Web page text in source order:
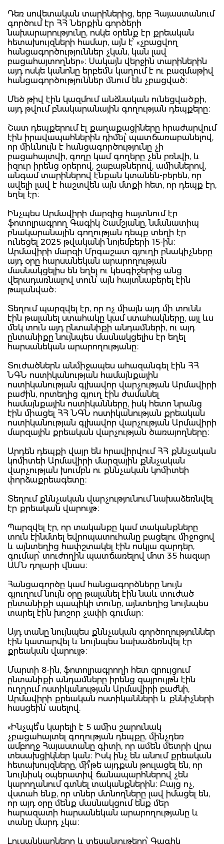
Դեռ սովետական տարիներից, երբ Հայաստանում
գործում էր ՀՀ Ներքին գործերի
նախարարությունը, ոսկե օրենք էր քրեական
հետախույզների համար, այն է՝ «չբացվող
հանցագործություններ չկան, կան լավ
բացահայտողներ»։ Սակայն վերջին տարիներին
այդ ոսկե կանոնը երբեմն կաղում է ու բազմաթիվ
հանցագործություններ մնում են չբացված։
Մեծ թիվ էին կազմում անձնական ունեցվածքի,
այդ թվում բնակարանային գողության դեպքերը։
Շատ դեպքերում էլ քաղաքացիները հրաժարվում
էին իրավապահներին դիմել՝ պատճառաբանելով,
որ միևնույն է հանցագործությունը չի
բացահայտվի, գողը կամ գողերը չեն բռնվի, և
իզուր իրենց օրերով, շաբաթներով, ամիսներով,
անգամ տարիներով էնքան կտանեն-բերեն, որ
ավելի լավ է հաշտվեն այն մտքի հետ, որ դեպք էր,
եղել էր։
Ինչպես Արմավիրի մարզից հայտնում էր
ֆոտոլրագրող Գագիկ Շամշյանը, նմանատիպ
բնակարանային գողության դեպք տեղի էր
ունեցել 2025 թվականի նոյեմբերի 15-ին։
Արմավիրի մարզի Մրգաշատ գյուղի բնակիչները
այդ օրը հարսանեկան արարողության
մասնակցելիս են եղել ու կեսգիշերից անց
վերադառնալով տուն՝ այն հայտնաբերել էին
թալանված։
Տեղում պարզվել էր, որ ոչ միայն այդ մի տունն
էին թալանել ստահակը կամ ստահակները, այլ ևս
մեկ տուն այդ ընտանիքի անդամների, ու այդ
ընտանիքը նույնպես մասնակցելիս էր եղել
հարսանեկան արարողությանը։
Տուժածներն անմիջապես ահազանգել էին ՀՀ
ՆԳՆ ոստիկանության համայնքային
ոստիկանության գլխավոր վարչության Արմավիրի
բաժին, որտեղից գյուղ էին ժամանել
համայնքային ոստիկանները, իսկ հետո նրանց
էին միացել ՀՀ ՆԳՆ ոստիկանության քրեական
ոստիկանության գլխավոր վարչության Արմավիրի
մարզային քրեական վարչության ծառայողները։
Արդեն դեպքի վայր են հրավիրվում ՀՀ քննչական
կոմիտեի Արմավիրի մարզային քննչական
վարչության խումբն ու քննչական կոմիտեի
փորձաքրեագետը։
Տեղում քննչական վարչությունում նախաձեռնվել
էր քրեական վարույթ։
Պարզվել էր, որ տականքը կամ տականքները
տուն էինմտել եվրոպատուհանը բացելու միջոցով
և այնտեղից հափշտակել էին ոսկյա զարդեր,
գումար՝ տուժողին պատճառելով մոտ 35 հազար
ԱՄՆ դոլարի վնաս։
Հանցագործը կամ հանցագործները նույն
գյուղում նույն օրը թալանել էին նաև տուժած
ընտանիքի պապիկի տունը, այնտեղից նույնպես
տարել էին խոշոր չափի գումար։
Այդ տանը նույնպես քննչական գործողություններ
էին կատարվել և նույնպես նախաձեռնվել էր
քրեական վարույթ։
Մարտի 8-ին, ֆոտոլրագրողի հետ զրույցում
ընտանիքի անդամները իրենց զայրույթն էին
ուղղում ոստիկանության Արմավիրի բաժնի,
Արմավիրի քրեական ոստիկանների և քննիչների
հասցեին՝ ասելով.
«Ինչպե՞ս կարելի է 5 ամիս շարունակ
չբացահայտել գողության դեպքը, մինչդեռ
ամբողջ Հայաստանը գիտի, որ ամեն մետրի վրա
տեսախցիկներ կան։ Իսկ ինչ են անում քրեական
հետախույզները, մի՞թե այդքան թուլացել են, որ
նույնիսկ օպերատիվ ճանապարհներով չեն
կարողանում գտնել տականքներին։ Բայց ոչ,
վստահ ենք, որ տներ մտնողները լավ իմացել են,
որ այդ օրը մենք մասնակցում ենք մեր
հարազատի հարսանեկան արարողությանը և
տանը մարդ չկա։
Լուսանկարները և տեսանյութերը՝ Գագիկ